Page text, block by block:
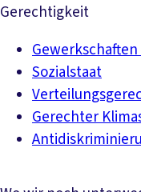
Gerechtigkeit
Sozialstaat
Gerechter